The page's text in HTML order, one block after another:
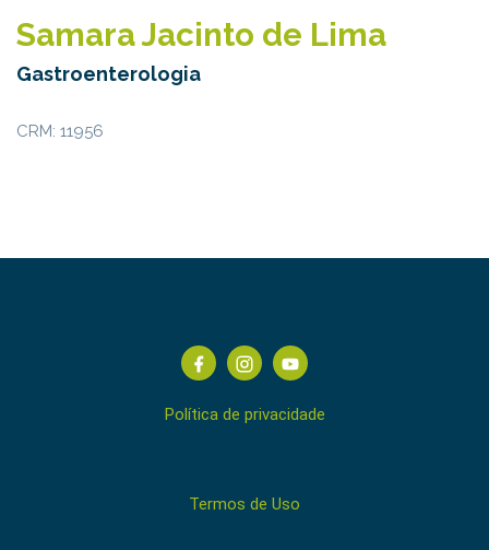
Samara Jacinto de Lima
Gastroenterologia
CRM: 11956
Política de privacidade
Termos de Uso